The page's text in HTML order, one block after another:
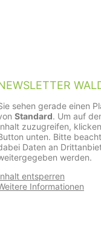
sehen gerade einen
Standard. Um auf
zuzugreifen,
unten. Bitte
Daten an
werden.
entsperren
Informationen